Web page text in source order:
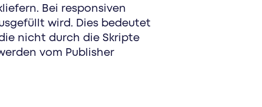
Bei responsiven
wird. Dies bedeutet
nicht durch die Skripte
vom Publisher